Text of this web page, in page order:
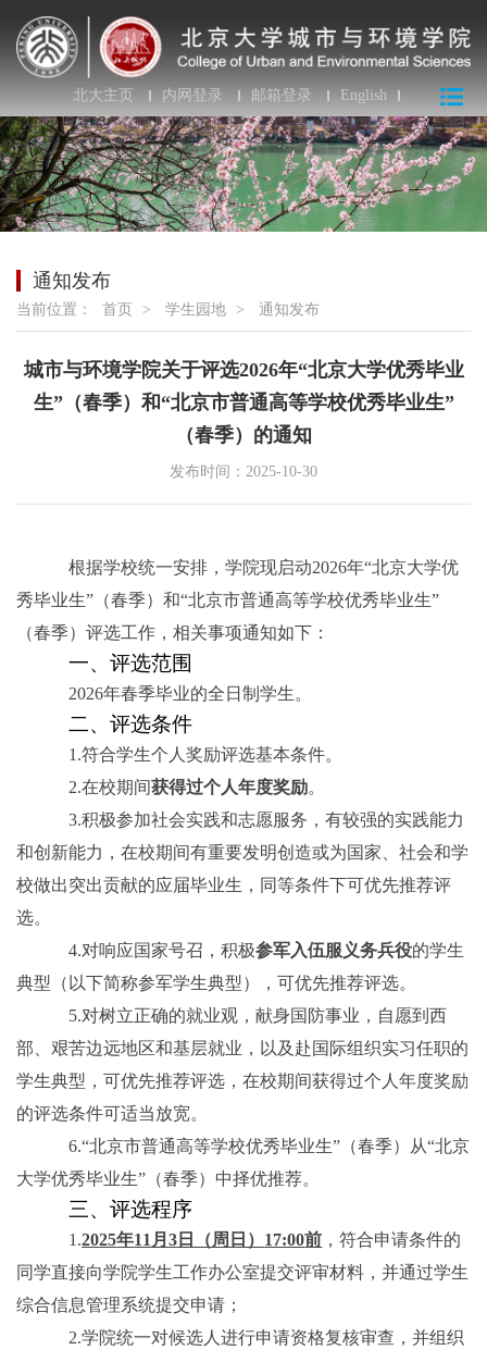
北大主页 内网登录 邮箱登录 English
通知发布
当前位置： 首页 > 学生园地 > 通知发布
城市与环境学院关于评选2026年“北京大学优秀毕业
生”（春季）和“北京市普通高等学校优秀毕业生”
（春季）的通知
发布时间：2025-10-30
根据学校统一安排，学院现启动2026年“北京大学优
秀毕业生”（春季）和“北京市普通高等学校优秀毕业生”
（春季）评选工作，相关事项通知如下：
一、评选范围
2026年春季毕业的全日制学生。
二、评选条件
1.符合学生个人奖励评选基本条件。
2.在校期间获得过个人年度奖励。
3.积极参加社会实践和志愿服务，有较强的实践能力
和创新能力，在校期间有重要发明创造或为国家、社会和学
校做出突出贡献的应届毕业生，同等条件下可优先推荐评
选。
4.对响应国家号召，积极参军入伍服义务兵役的学生
典型（以下简称参军学生典型），可优先推荐评选。
5.对树立正确的就业观，献身国防事业，自愿到西
部、艰苦边远地区和基层就业，以及赴国际组织实习任职的
学生典型，可优先推荐评选，在校期间获得过个人年度奖励
的评选条件可适当放宽。
6.“北京市普通高等学校优秀毕业生”（春季）从“北京
大学优秀毕业生”（春季）中择优推荐。
三、评选程序
1.2025年11 月3 日（周日） 17:00前 ，符合申请条件的
同学直接向学院学生工作办公室提交评审材料，并通过学生
综合信息管理系统提交申请；
2.学院统一对候选人进行申请资格复核审查，并组织